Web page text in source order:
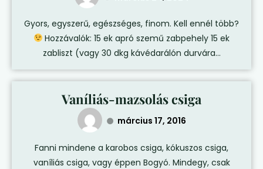
Gyors, egyszerű, egészséges, finom. Kell ennél több?
Hozzávalók: 15 ek apró szemű zabpehely 15 ek
zabliszt (vagy 30 dkg kávédarálón durvára...
Vaníliás-mazsolás csiga
március 17, 2016
Fanni mindene a karobos csiga, kókuszos csiga,
vaníliás csiga, vagy éppen Bogyó. Mindegy, csak